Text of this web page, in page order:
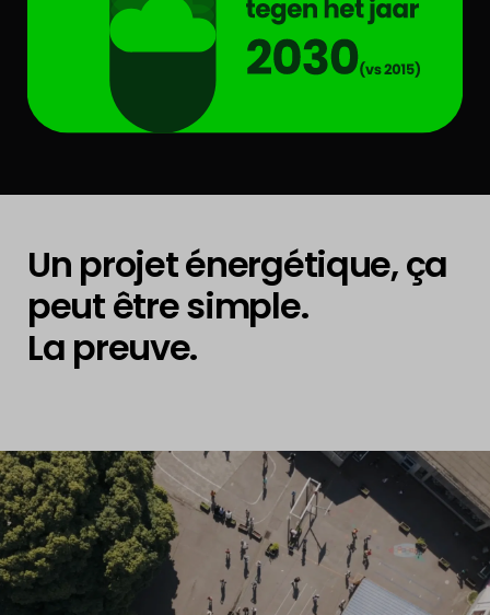
Un projet énergétique, ça
peut être simple.
La preuve.